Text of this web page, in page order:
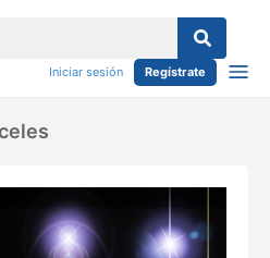
Iniciar sesión Regístrate